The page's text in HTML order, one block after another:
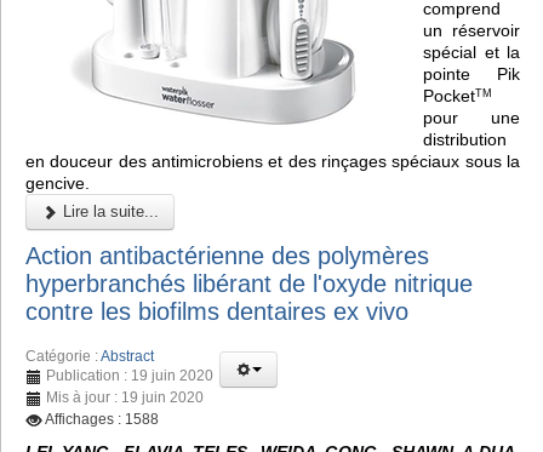
comprend
un réservoir
spécial et la
pointe Pik
PocketTM
pour une
distribution
en douceur des antimicrobiens et des rinçages spéciaux sous la
gencive.
Lire la suite...
Action antibactérienne des polymères
hyperbranchés libérant de l'oxyde nitrique
contre les biofilms dentaires ex vivo
Catégorie :Abstract
Publication : 19 juin 2020
Mis à jour : 19 juin 2020
Affichages : 1588